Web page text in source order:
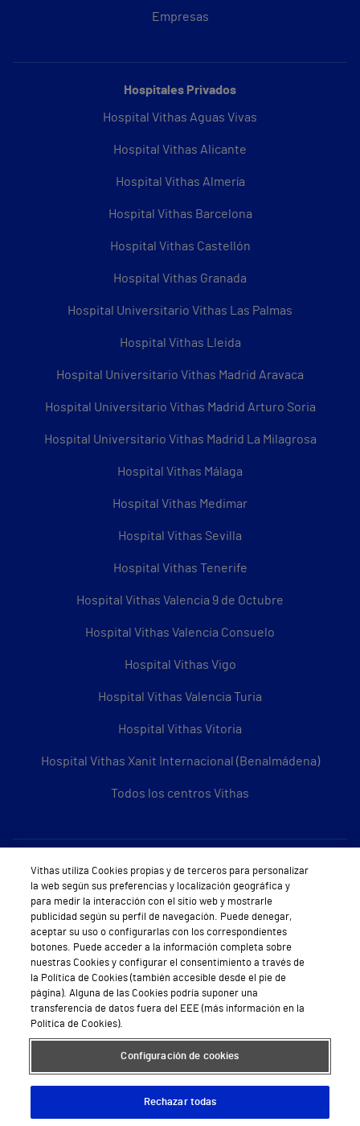
Empresas
Hospitales Privados
Hospital Vithas Aguas Vivas
Hospital Vithas Alicante
Hospital Vithas Almería
Hospital Vithas Barcelona
Hospital Vithas Castellón
Hospital Vithas Granada
Hospital Universitario Vithas Las Palmas
Hospital Vithas Lleida
Hospital Universitario Vithas Madrid Aravaca
Hospital Universitario Vithas Madrid Arturo Soria
Hospital Universitario Vithas Madrid La Milagrosa
Hospital Vithas Málaga
Hospital Vithas Medimar
Hospital Vithas Sevilla
Hospital Vithas Tenerife
Hospital Vithas Valencia 9 de Octubre
Hospital Vithas Valencia Consuelo
Hospital Vithas Vigo
Hospital Vithas Valencia Turia
Hospital Vithas Vitoria
Hospital Vithas Xanit Internacional (Benalmádena)
Todos los centros Vithas
Sobre Vithas
Quiénes somos
Trabajar en Vithas
Teléfono Cita Médica
Teléfono Atención al Cliente
Política de seguridad y salud en el trabajo
Conoce a Supervita
Aviso Legal Política de cookies Política de privacidad Mapa web Protección de datos
Vithas utiliza Cookies propias y de terceros para personalizar
la web según sus preferencias y localización geográfica y
para medir la interacción con el sitio web y mostrarle
publicidad según su perfil de navegación. Puede denegar,
aceptar su uso o configurarlas con los correspondientes
botones. Puede acceder a la información completa sobre
nuestras Cookies y configurar el consentimiento a través de
la Política de Cookies (también accesible desde el pie de
página). Alguna de las Cookies podría suponer una
transferencia de datos fuera del EEE (más información en la
Política de Cookies).
Configuración de cookies
Rechazar todas